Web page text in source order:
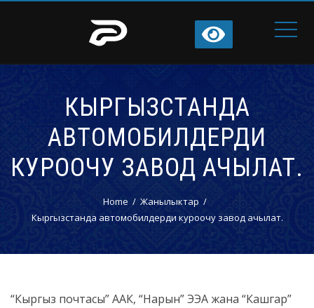
КЫРГЫЗСТАНДА
АВТОМОБИЛДЕРДИ
КУРООЧУ ЗАВОД АЧЫЛАТ.
Home
Жанылыктар
Кыргызстанда автомобилдерди куроочу завод ачылат.
“Кыргыз почтасы” ААК, “Нарын” ЭЭА жана “Кашгар”